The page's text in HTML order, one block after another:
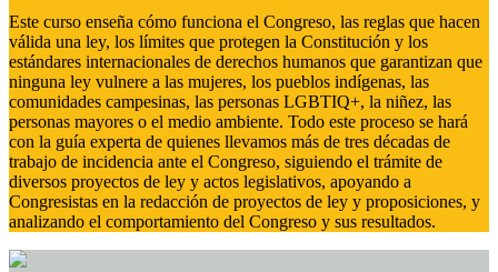
Este curso enseña cómo funciona el Congreso, las reglas que hacen
válida una ley, los límites que protegen la Constitución y los
estándares internacionales de derechos humanos que garantizan que
ninguna ley vulnere a las mujeres, los pueblos indígenas, las
comunidades campesinas, las personas LGBTIQ+, la niñez, las
personas mayores o el medio ambiente. Todo este proceso se hará
con la guía experta de quienes llevamos más de tres décadas de
trabajo de incidencia ante el Congreso, siguiendo el trámite de
diversos proyectos de ley y actos legislativos, apoyando a
Congresistas en la redacción de proyectos de ley y proposiciones, y
analizando el comportamiento del Congreso y sus resultados.